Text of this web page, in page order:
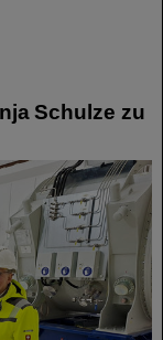
Schulze zu